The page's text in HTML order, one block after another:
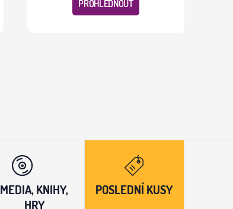
PROHLÉDNOUT
MEDIA, KNIHY,
HRY
POSLEDNÍ KUSY